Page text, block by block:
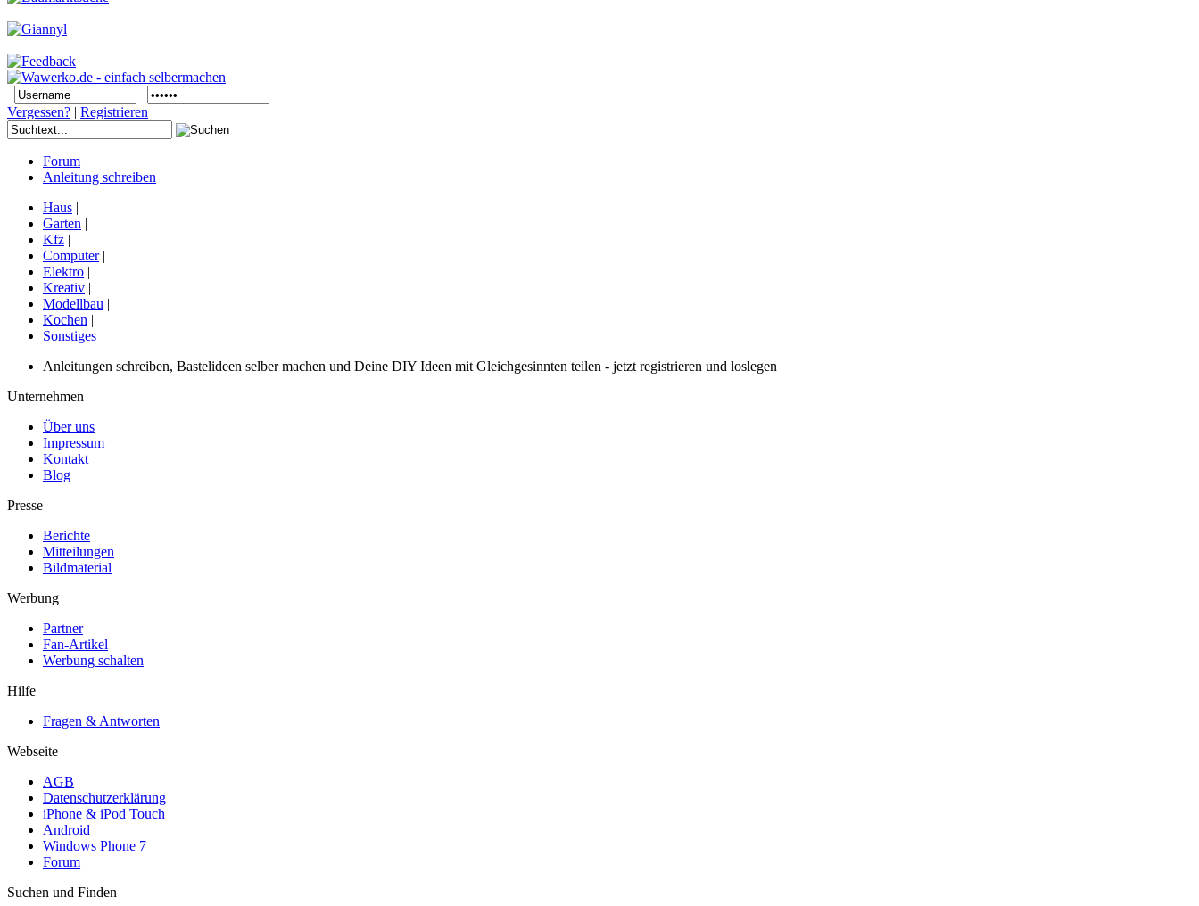
Vergessen? Registrieren
Forum
Anleitung schreiben
Haus
Garten
Kfz
Computer|
Elektro
Kreativ
Modellbau
Kochen
Sonstiges
Anleitungen schreiben, Bastelideen selber machen und Deine DIY Ideen mit Gleichgesinnten teilen - jetzt registrieren und loslegen
Unternehmen
Über uns
Impressum
Kontakt
Blog
Presse
Berichte
Mitteilungen
Bildmaterial
Werbung
Partner
Fan-Artikel
Werbung schalten
Hilfe
Fragen & Antworten
Webseite
AGB
Datenschutzerklärung
iPhone & iPod Touch
Android
Windows Phone 7
Forum
Suchen und Finden